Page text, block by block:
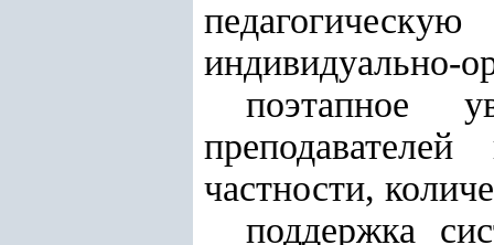
индивидуально-
поэтапное
частности,
поддержка